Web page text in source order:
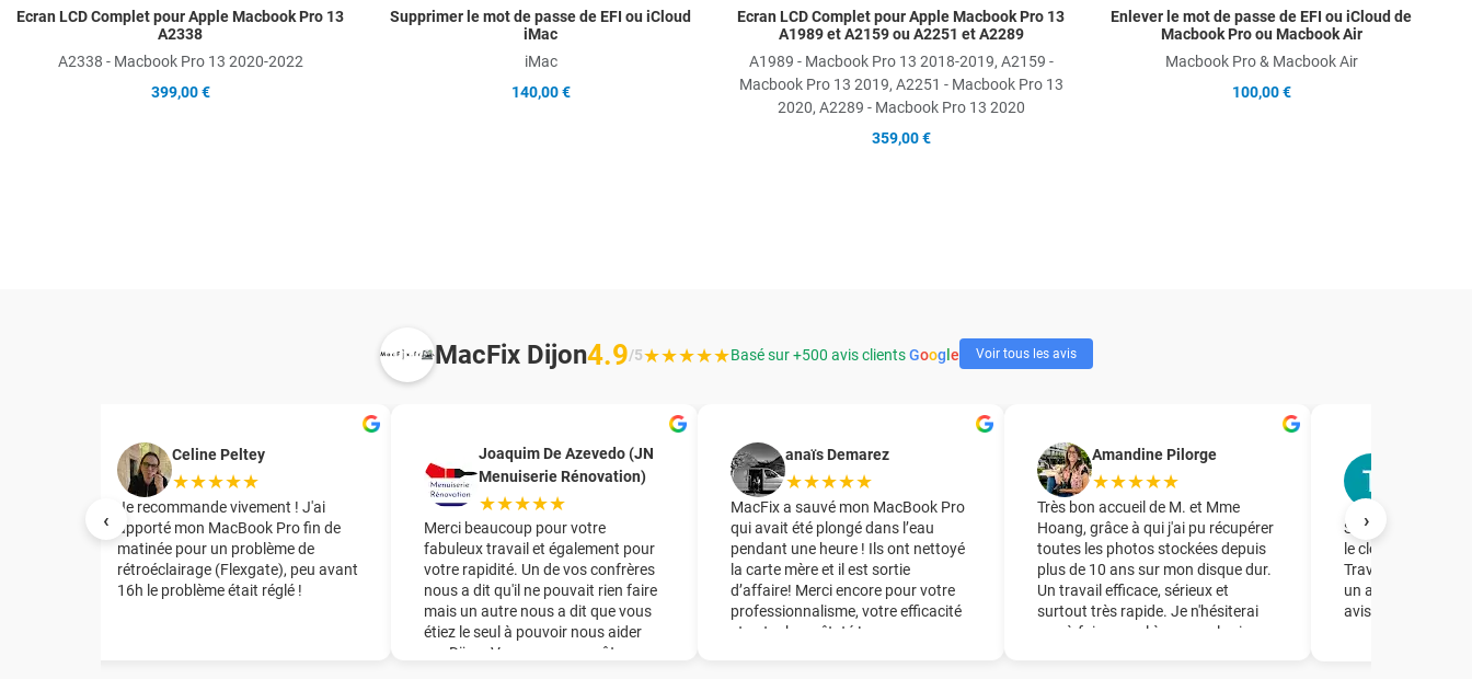
Ecran LCD Complet pour Apple Macbook Pro 13
A2338
A2338 - Macbook Pro 13 2020-2022
399,00 €
Supprimer le mot de passe de EFI ou iCloud
iMac
iMac
140,00 €
Ecran LCD Complet pour Apple Macbook Pro 13
A1989 et A2159 ou A2251 et A2289
A1989 - Macbook Pro 13 2018-2019, A2159 -
Macbook Pro 13 2019, A2251 - Macbook Pro 13
2020, A2289 - Macbook Pro 13 2020
359,00 €
Enlever le mot de passe de EFI ou iCloud de
Macbook Pro ou Macbook Air
Macbook Pro & Macbook Air
100,00 €
‹ ›
MacFix Dijon4.9/5★★★★★Basé sur +500 avis clientsGoog e Voir tous les avis
Celine Peltey
★★★★★
Je recommande vivement ! J'ai
apporté mon MacBook Pro fin de
matinée pour un problème de
rétroéclairage (Flexgate), peu avant
16h le problème était réglé !
Joaquim De Azevedo (JN
Menuiserie Rénovation)
★★★★★
Merci beaucoup pour votre
fabuleux travail et également pour
votre rapidité. Un de vos confrères
nous a dit qu'il ne pouvait rien faire
mais un autre nous a dit que vous
étiez le seul à pouvoir nous aider
sur Dijon. Vous nous avez ôter une
anaïs Demarez
★★★★★
MacFix a sauvé mon MacBook Pro
qui avait été plongé dans l’eau
pendant une heure ! Ils ont nettoyé
la carte mère et il est sortie
d’affaire! Merci encore pour votre
professionnalisme, votre efficacité
et votre honnêteté !
Amandine Pilorge
★★★★★
Très bon accueil de M. et Mme
Hoang, grâce à qui j'ai pu récupérer
toutes les photos stockées depuis
plus de 10 ans sur mon disque dur.
Un travail efficace, sérieux et
surtout très rapide. Je n'hésiterai
pas à faire appel à ce couple si
Société à laquelle
le clonage d'un
Travail parfait en
un accueil de
avisés.